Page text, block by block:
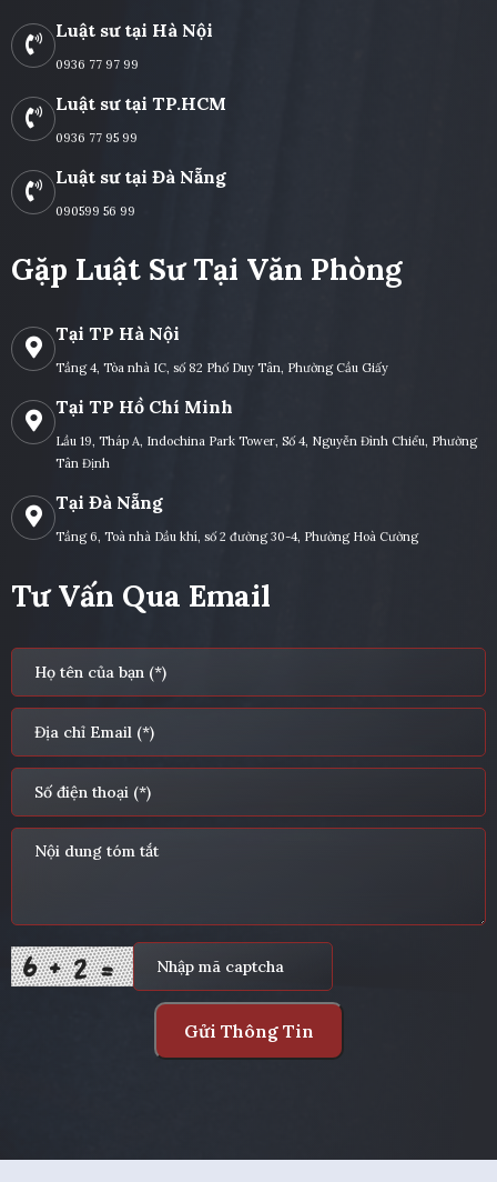
Luật sư tại Hà Nội
0936 77 97 99
Luật sư tại TP.HCM
0936 77 95 99
Luật sư tại Đà Nẵng
090599 56 99
Gặp Luật Sư Tại Văn Phòng
Tại TP Hà Nội
Tầng 4, Tòa nhà IC, số 82 Phố Duy Tân, Phường Cầu Giấy
Tại TP Hồ Chí Minh
Lầu 19, Tháp A, Indochina Park Tower, Số 4, Nguyễn Đình Chiểu, Phường
Tân Định
Tại Đà Nẵng
Tầng 6, Toà nhà Dầu khí, số 2 đường 30-4, Phường Hoà Cường
Tư Vấn Qua Email